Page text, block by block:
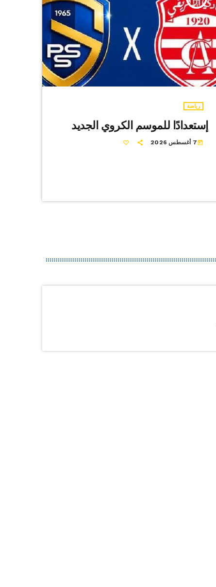
رياضة
إستعدادًا للموسم الكروي الجديد
today7 أغسطس 2026